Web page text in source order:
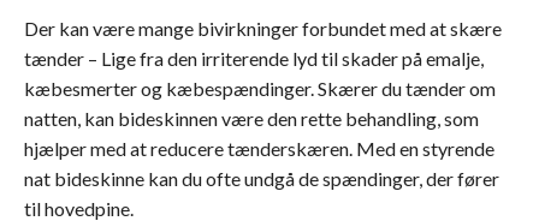
Der kan være mange bivirkninger forbundet med at skære
tænder – Lige fra den irriterende lyd til skader på emalje,
kæbesmerter og kæbespændinger. Skærer du tænder om
natten, kan bideskinnen være den rette behandling, som
hjælper med at reducere tænderskæren. Med en styrende
nat bideskinne kan du ofte undgå de spændinger, der fører
til hovedpine.